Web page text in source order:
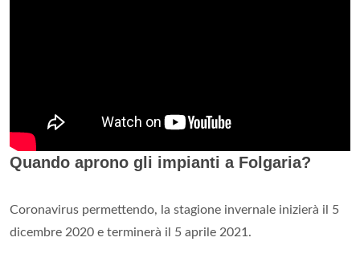
Quando aprono gli impianti a Folgaria?
Coronavirus permettendo, la stagione invernale inizierà il 5
dicembre 2020 e terminerà il 5 aprile 2021.